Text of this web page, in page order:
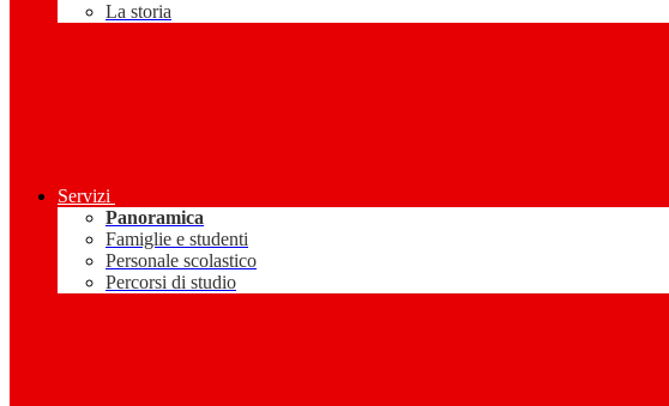
La storia
Servizi
Panoramica
Famiglie e studenti
Personale scolastico
Percorsi di studio